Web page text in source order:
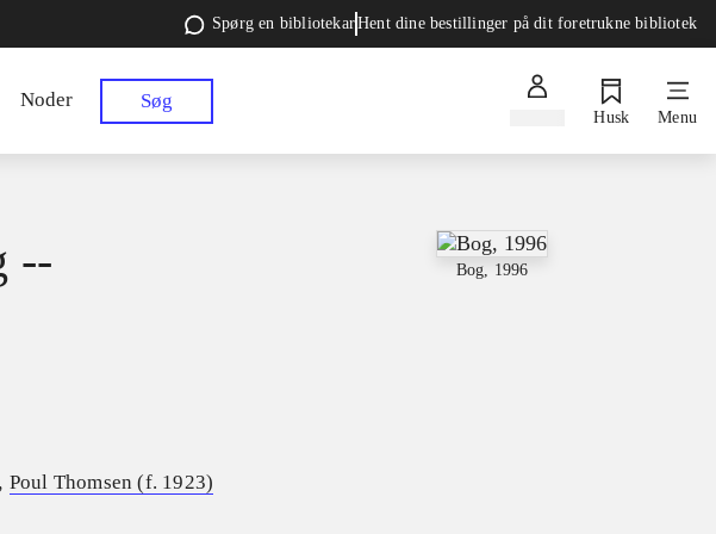
Spørg en bibliotekarHent dine bestillinger på dit foretrukne bibliotek
Noder Søg
Husk Menu
Bog, 1996
--
, Poul Thomsen (f. 1923)